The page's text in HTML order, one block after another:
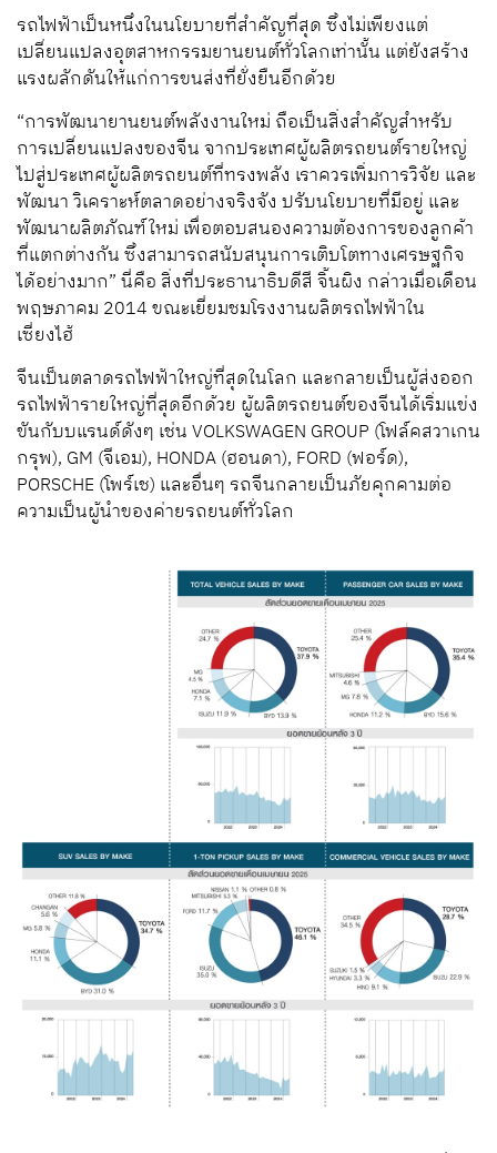
รถไฟฟ้าเป็นหนึ่งในนโยบายที่สำคัญที่สุด ซึ่งไม่เพียงแต่
เปลี่ยนแปลงอุตสาหกรรมยานยนต์ทั่วโลกเท่านั้น แต่ยังสร้าง
แรงผลักดันให้แก่การขนส่งที่ยั่งยืนอีกด้วย
“การพัฒนายานยนต์พลังงานใหม่ ถือเป็นสิ่งสำคัญสำหรับ
การเปลี่ยนแปลงของจีน จากประเทศผู้ผลิตรถยนต์รายใหญ่
ไปสู่ประเทศผู้ผลิตรถยนต์ที่ทรงพลัง เราควรเพิ่มการวิจัย และ
พัฒนา วิเคราะห์ตลาดอย่างจริงจัง ปรับนโยบายที่มีอยู่ และ
พัฒนาผลิตภัณฑ์ใหม่ เพื่อตอบสนองความต้องการของลูกค้า
ที่แตกต่างกัน ซึ่งสามารถสนับสนุนการเติบโตทางเศรษฐกิจ
ได้อย่างมาก” นี่คือ สิ่งที่ประธานาธิบดีสี จิ้นผิง กล่าวเมื่อเดือน
พฤษภาคม 2014 ขณะเยี่ยมชมโรงงานผลิตรถไฟฟ้าใน
เซี่ยงไฮ้
จีนเป็นตลาดรถไฟฟ้าใหญ่ที่สุดในโลก และกลายเป็นผู้ส่งออก
รถไฟฟ้ารายใหญ่ที่สุดอีกด้วย ผู้ผลิตรถยนต์ของจีนได้เริ่มแข่ง
ขันกับบแรนด์ดังๆ เช่น VOLKSWAGEN GROUP (โฟล์คสวาเกน
กรุพ), GM (จีเอม), HONDA (ฮอนดา), FORD (ฟอร์ด),
PORSCHE (โพร์เช) และอื่นๆ รถจีนกลายเป็นภัยคุกคามต่อ
ความเป็นผู้นำของค่ายรถยนต์ทั่วโลก